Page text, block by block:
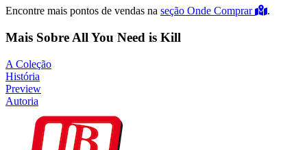
Encontre mais pontos de vendas na seção Onde Comprar .
Mais Sobre All You Need is Kill
A Coleção
História
Preview
Autoria